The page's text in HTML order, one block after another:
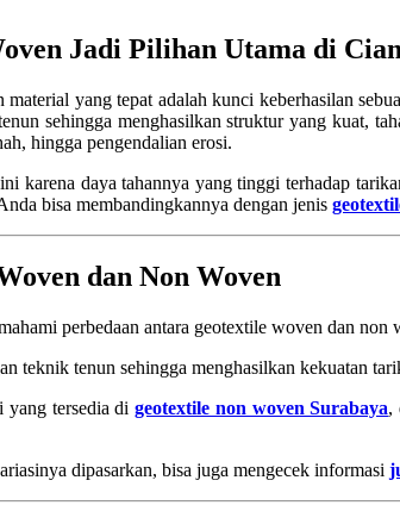
Jadi Pilihan Utama di
yang tepat adalah kunci keberhasilan
sehingga menghasilkan struktur yang kuat,
hingga pengendalian erosi.
karena daya tahannya yang tinggi terhadap
bisa membandingkannya dengan jenis
dan Non Woven
perbedaan antara geotextile woven dan non
teknik tenun sehingga menghasilkan kekuatan
yang tersedia digeotextile non woven Surabaya,
dipasarkan, bisa juga mengecek informasi